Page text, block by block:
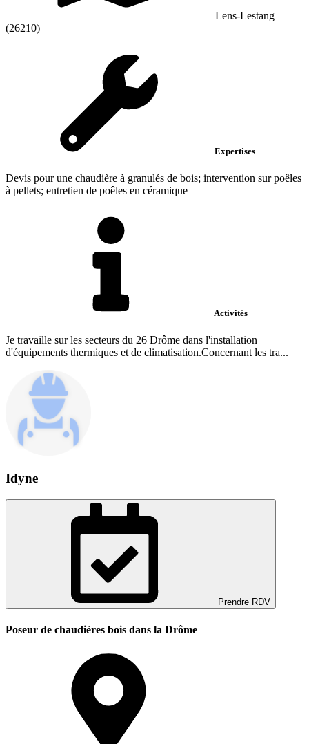
Lens-Lestang
(26210)
Expertises
Devis pour une chaudière à granulés de bois; intervention sur poêles
à pellets; entretien de poêles en céramique
Activités
Je travaille sur les secteurs du 26 Drôme dans l'installation
d'équipements thermiques et de climatisation.Concernant les tra...
Idyne
Prendre RDV
Poseur de chaudières bois dans la Drôme